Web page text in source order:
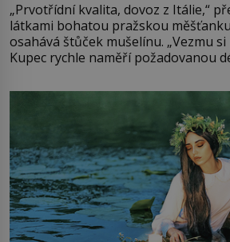
„Prvotřídní kvalita, dovoz z Itálie,“
látkami bohatou pražskou
osahává štůček mušelínu. „Vezmu
Kupec rychle naměří požadovanou
milostpaní. Stačí jenom na sukni,“
množství růžového mušelínu. „Ošidili